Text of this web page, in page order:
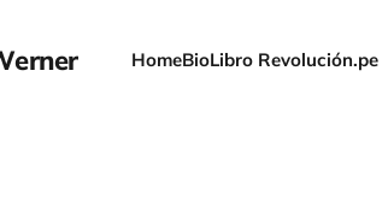
HomeBioLibro Revolución.pe